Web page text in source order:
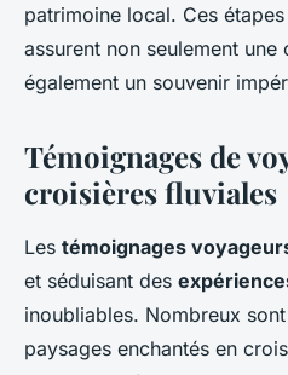
patrimoine local. Ces
assurent non seulement une
également un souvenir
Témoignages de
croisières fluviales
Les témoignages
et séduisant des
inoubliables. Nombreux
paysages enchantés en